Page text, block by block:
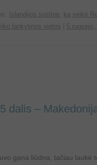
Islandijos sostinė ką veikti
lankytinos vietos 5 rugsėjo,
dalis –
gana liūdna, tačiau laukė